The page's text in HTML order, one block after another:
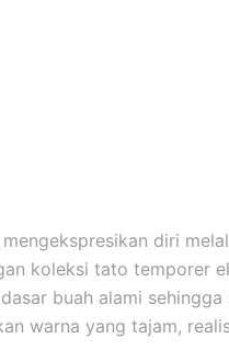
diri
koleksi tato temporer
buah alami
warna yang tajam,